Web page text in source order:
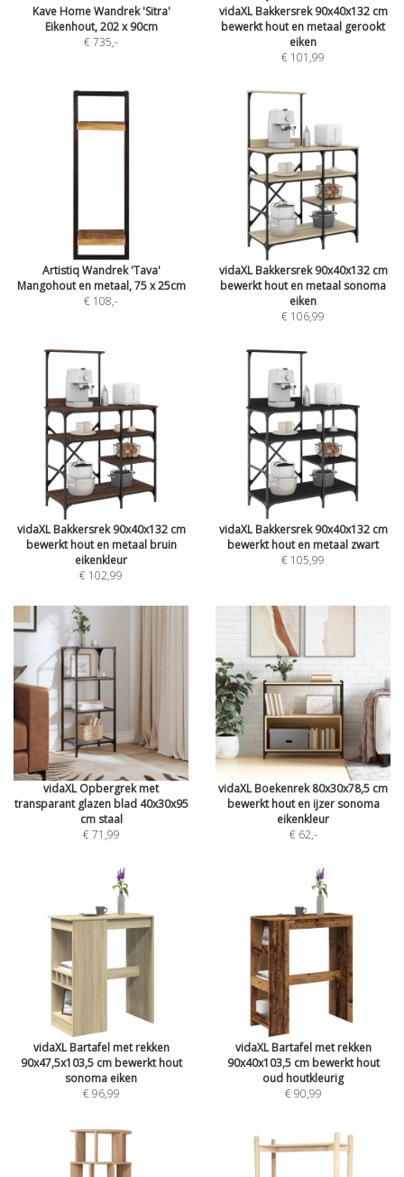
Kave Home Wandrek 'Sitra'
Eikenhout, 202 x 90cm
€ 735,-
vidaXL Bakkersrek 90x40x132 cm
bewerkt hout en metaal gerookt
eiken
€ 101,99
Artistiq Wandrek 'Tava'
Mangohout en metaal, 75 x 25cm
€ 108,-
vidaXL Bakkersrek 90x40x132 cm
bewerkt hout en metaal sonoma
eiken
€ 106,99
vidaXL Bakkersrek 90x40x132 cm
bewerkt hout en metaal bruin
eikenkleur
€ 102,99
vidaXL Bakkersrek 90x40x132 cm
bewerkt hout en metaal zwart
€ 105,99
vidaXL Opbergrek met
transparant glazen blad 40x30x95
cm staal
€ 71,99
vidaXL Boekenrek 80x30x78,5 cm
bewerkt hout en ijzer sonoma
eikenkleur
€ 62,-
vidaXL Bartafel met rekken
90x47,5x103,5 cm bewerkt hout
sonoma eiken
€ 96,99
vidaXL Bartafel met rekken
90x40x103,5 cm bewerkt hout
oud houtkleurig
€ 90,99